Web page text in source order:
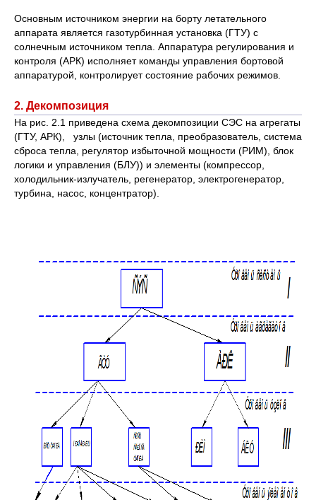
Основным источником энергии на борту летательного
аппарата является газотурбинная установка (ГТУ) с
солнечным источником тепла. Аппаратура регулирования и
контроля (АРК) исполняет команды управления бортовой
аппаратурой, контролирует состояние рабочих режимов.
2. Декомпозиция
На рис. 2.1 приведена схема декомпозиции СЭС на агрегаты
(ГТУ, АРК), узлы (источник тепла, преобразователь, система
сброса тепла, регулятор избыточной мощности (РИМ), блок
логики и управления (БЛУ)) и элементы (компрессор,
холодильник-излучатель, регенератор, электрогенератор,
турбина, насос, концентратор).